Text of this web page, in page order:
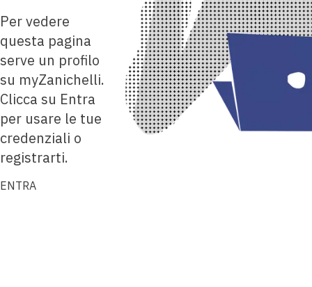
Per vedere
questa pagina
serve un profilo
su myZanichelli.
Clicca su Entra
per usare le tue
credenziali o
registrarti.
ENTRA